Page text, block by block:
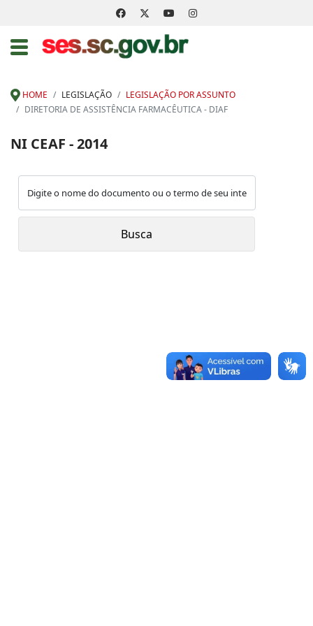
HOME LEGISLAÇÃO
LEGISLAÇÃO POR ASSUNTO
DIRETORIA DE ASSISTÊNCIA FARMACÊUTICA - DIAF
NI CEAF - 2014